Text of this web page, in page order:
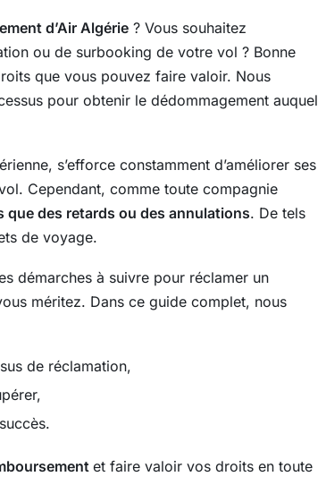
d’Air Algérie ? Vous souhaitez
ou de surbooking de votre vol ? Bonne
que vous pouvez faire valoir. Nous
pour obtenir le dédommagement auquel
s’efforce constamment d’améliorer ses
Cependant, comme toute compagnie
des retards ou des annulations. De tels
de voyage.
démarches à suivre pour réclamer un
méritez. Dans ce guide complet, nous
de réclamation,
et faire valoir vos droits en toute